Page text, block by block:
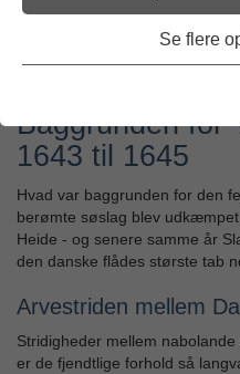
Se flere
Undersøgelserne i sommeren 2020 af
i Torstenssonfejden, viste voldsomme
Baggrunden for
1643 til 1645
Hvad var baggrunden for den
berømte søslag blev
Heide - og senere samme år
den danske flådes største tab
Arvestriden mellem
Stridigheder mellem
er de fjendtlige forhold så